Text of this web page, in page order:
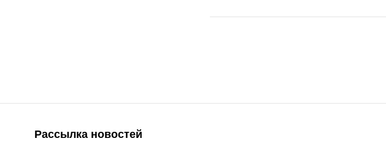
Рассылка новостей